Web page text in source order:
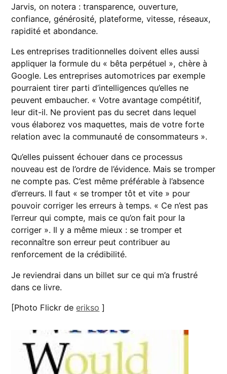
Jarvis, on notera : transparence, ouverture,
confiance, générosité, plateforme, vitesse, réseaux,
rapidité et abondance.
Les entreprises traditionnelles doivent elles aussi
appliquer la formule du « bêta perpétuel », chère à
Google. Les entreprises automotrices par exemple
pourraient tirer parti d’intelligences qu’elles ne
peuvent embaucher. « Votre avantage compétitif,
leur dit-il. Ne provient pas du secret dans lequel
vous élaborez vos maquettes, mais de votre forte
relation avec la communauté de consommateurs ».
Qu’elles puissent échouer dans ce processus
nouveau est de l’ordre de l’évidence. Mais se tromper
ne compte pas. C’est même préférable à l’absence
d’erreurs. Il faut « se tromper tôt et vite » pour
pouvoir corriger les erreurs à temps. « Ce n’est pas
l’erreur qui compte, mais ce qu’on fait pour la
corriger ». Il y a même mieux : se tromper et
reconnaître son erreur peut contribuer au
renforcement de la crédibilité.
Je reviendrai dans un billet sur ce qui m’a frustré
dans ce livre.
[Photo Flickr deerikso ]